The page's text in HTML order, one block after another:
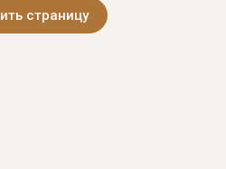
страницу